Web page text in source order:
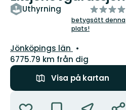
Uthyrning
av
5
stjärnor
betygsätt denna
plats!
Län:
Jönköpings län
6775.79 km från dig
Visa på kartan